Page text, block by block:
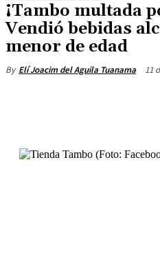
¡Tambo multada
Vendió bebidas
menor de edad
By Elí Joacim del Aguila Tuanama 11